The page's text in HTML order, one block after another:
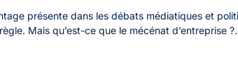
présente dans les débats médiatiques et
Mais qu’est-ce que le mécénat d’entreprise